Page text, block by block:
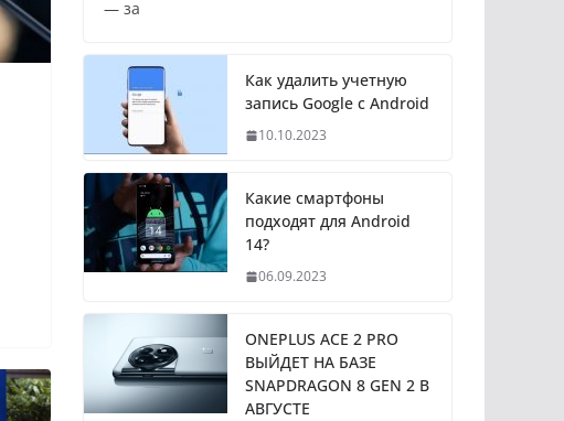
— за
Как удалить учетную
запись Google с Android
10.10.2023
Какие смартфоны
подходят для Android
14?
06.09.2023
ONEPLUS ACE 2 PRO
ВЫЙДЕТ НА БАЗЕ
SNAPDRAGON 8 GEN 2 В
АВГУСТЕ